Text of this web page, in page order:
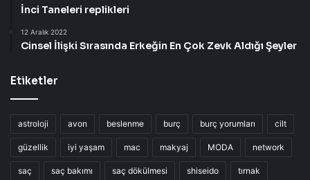
İnci Taneleri replikleri
12 Aralık 2022
Cinsel İlişki Sırasında Erkeğin En Çok Zevk Aldığı Şeyler
Etiketler
astroloji avon beslenme burç burç yorumları cilt
güzellik iyi yaşam mac makyaj MODA network
saç saç bakımı saç dökülmesi shiseido tırnak